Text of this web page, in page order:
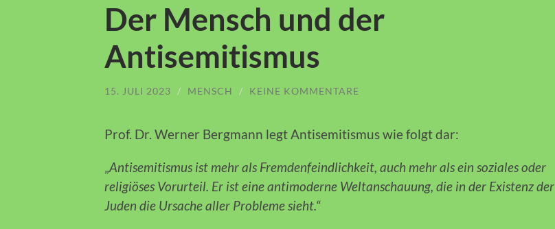
Der Mensch und der
Antisemitismus
15. JULI 2023 / MENSCH / KEINE KOMMENTARE
Prof. Dr. Werner Bergmann legt Antisemitismus wie folgt dar:
Antisemitismus ist mehr als Fremdenfeindlichkeit, auch mehr als ein soziales oder
religiöses Vorurteil. Er ist eine antimoderne Weltanschauung, die in der Existenz der
Juden die Ursache aller Probleme sieht.“